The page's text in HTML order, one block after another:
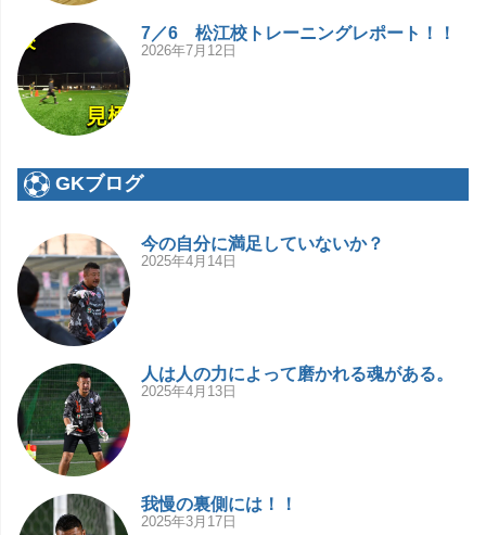
7／6 松江校トレーニングレポート！！
2026年7月12日
GKブログ
今の自分に満足していないか？
2025年4月14日
人は人の力によって磨かれる魂がある。
2025年4月13日
我慢の裏側には！！
2025年3月17日